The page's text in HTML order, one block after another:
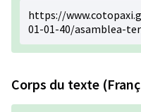
https://
01-01-40/asamblea-
Corps du texte